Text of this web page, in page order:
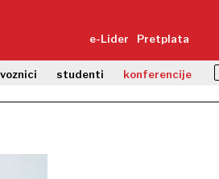
e-Lider Pretplata
studenti konferencije